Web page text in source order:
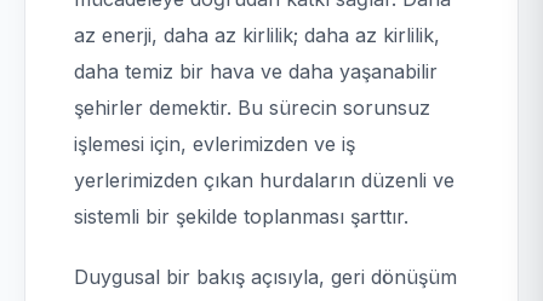
az enerji, daha az kirlilik; daha az kirlilik,
daha temiz bir hava ve daha yaşanabilir
şehirler demektir. Bu sürecin sorunsuz
işlemesi için, evlerimizden ve iş
yerlerimizden çıkan hurdaların düzenli ve
sistemli bir şekilde toplanması şarttır.
Duygusal bir bakış açısıyla, geri dönüşüm